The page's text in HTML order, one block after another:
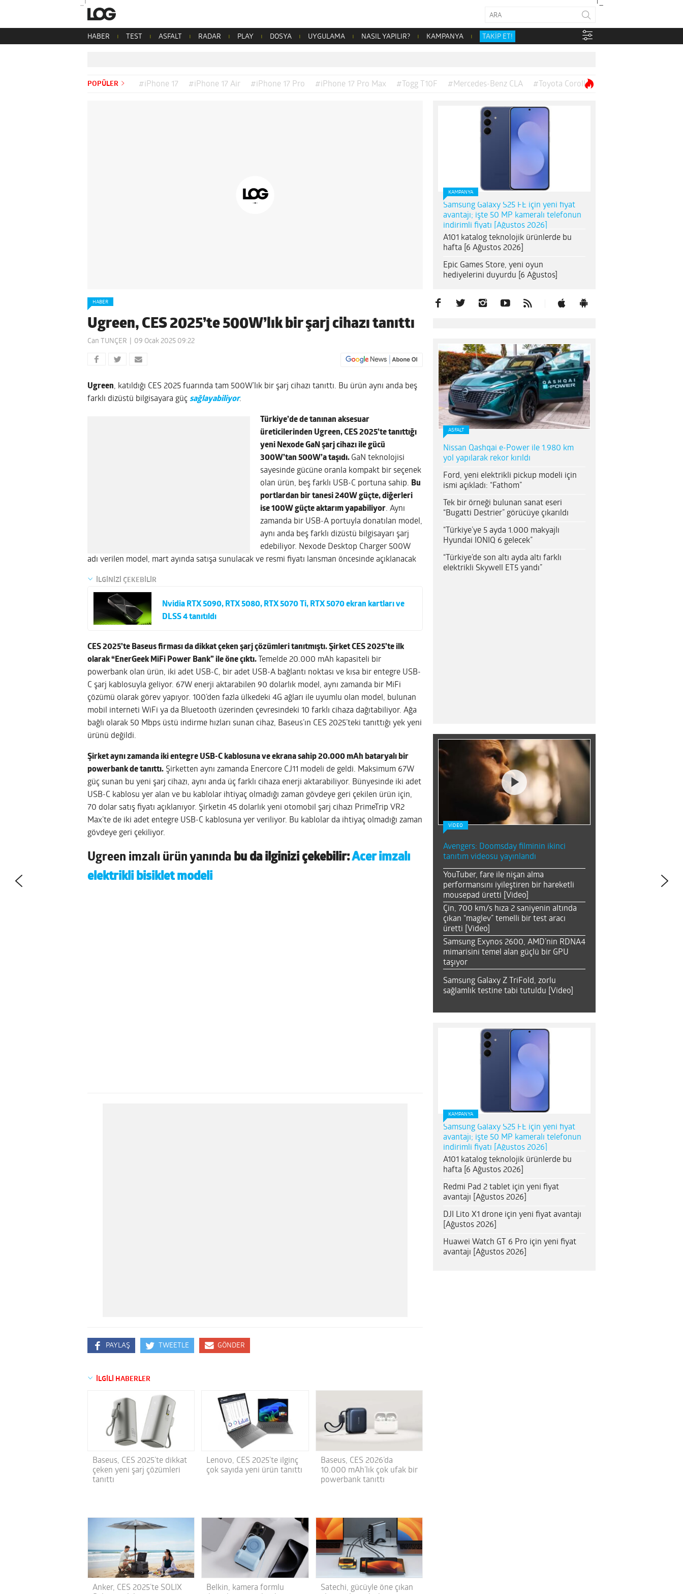
HABER TEST ASFALT RADAR PLAY DOSYA UYGULAMA NASIL YAPILIR? KAMPANYA TAKİP ET!
POPÜLER #iPhone 17 #iPhone 17 Air #iPhone 17 Pro #iPhone 17 Pro Max #Togg T10F #Mercedes-Benz CLA #Toyota Corolla
HABER
Ugreen, CES 2025’te 500W’lık bir şarj cihazı tanıttı
Can TUNÇER 09 Ocak 2025 09:22
Ugreen, katıldığı CES 2025 fuarında tam 500W’lık bir şarj cihazı tanıttı. Bu ürün aynı anda beş
farklı dizüstü bilgisayara güç sağlayabiliyor.
Türkiye’de de tanınan aksesuar
üreticilerinden Ugreen, CES 2025’te tanıttığı
yeni Nexode GaN şarj cihazı ile gücü
300W’tan 500W’a taşıdı. GaN teknolojisi
sayesinde gücüne oranla kompakt bir seçenek
olan ürün, beş farklı USB-C portuna sahip. Bu
portlardan bir tanesi 240W güçte, diğerleri
ise 100W güçte aktarım yapabiliyor. Aynı
zamanda bir USB-A portuyla donatılan model,
aynı anda beş farklı dizüstü bilgisayarı şarj
edebiliyor. Nexode Desktop Charger 500W
adı verilen model, mart ayında satışa sunulacak ve resmi fiyatı lansman öncesinde açıklanacak
İLGİNİZİ ÇEKEBİLİR
Nvidia RTX 5090, RTX 5080, RTX 5070 Ti, RTX 5070 ekran kartları ve
DLSS 4 tanıtıldı
CES 2025’te Baseus firması da dikkat çeken şarj çözümleri tanıtmıştı. Şirket CES 2025’te ilk
olarak “EnerGeek MiFi Power Bank” ile öne çıktı.
Temelde 20.000 mAh kapasiteli bir
powerbank olan ürün, iki adet USB-C, bir adet USB-A bağlantı noktası ve kısa bir entegre USB-
C şarj kablosuyla geliyor. 67W enerji aktarabilen 90 dolarlık model, aynı zamanda bir MiFi
çözümü olarak görev yapıyor. 100’den fazla ülkedeki 4G ağları ile uyumlu olan model, bulunan
mobil interneti WiFi ya da Bluetooth üzerinden çevresindeki 10 farklı cihaza dağıtabiliyor. Ağa
bağlı olarak 50 Mbps üstü indirme hızları sunan cihaz, Baseus’ın CES 2025’teki tanıttığı yek yeni
ürünü değildi.
Şirket aynı zamanda iki entegre USB-C kablosuna ve ekrana sahip 20.000 mAh bataryalı bir
powerbank de tanıttı. Şirketten aynı zamanda Enercore CJ11 modeli de geldi. Maksimum 67W
güç sunan bu yeni şarj cihazı, aynı anda üç farklı cihaza enerji aktarabiliyor. Bünyesinde iki adet
USB-C kablosu yer alan ve bu kablolar ihtiyaç olmadığı zaman gövdeye geri çekilen ürün için,
70 dolar satış fiyatı açıklanıyor. Şirketin 45 dolarlık yeni otomobil şarj cihazı PrimeTrip VR2
Max’te de iki adet entegre USB-C kablosuna yer veriliyor. Bu kablolar da ihtiyaç olmadığı zaman
gövdeye geri çekiliyor.
Ugreen imzalı ürün yanında bu da ilginizi çekebilir:Acer imzalı
elektrikli bisiklet modeli
PAYLAŞ TWEETLE GÖNDER
İLGİLİ HABERLER
Baseus, CES 2025’te dikkat
çeken yeni şarj çözümleri
tanıttı
Lenovo, CES 2025’te ilginç
çok sayıda yeni ürün tanıttı
Baseus, CES 2026’da
10.000 mAh’lık çok ufak bir
powerbank tanıttı
Anker, CES 2025’te SOLIX
Belkin, kamera formlu
Satechi, gücüyle öne çıkan
KAMPANYA
Samsung Galaxy S25 FE için yeni fiyat
avantajı; işte 50 MP kameralı telefonun
indirimli fiyatı [Ağustos 2026]
A101 katalog teknolojik ürünlerde bu
hafta [6 Ağustos 2026]
Epic Games Store, yeni oyun
hediyelerini duyurdu [6 Ağustos]
ASFALT
Nissan Qashqai e-Power ile 1.980 km
yol yapılarak rekor kırıldı
Ford, yeni elektrikli pickup modeli için
ismi açıkladı: “Fathom”
Tek bir örneği bulunan sanat eseri
“Bugatti Destrier” görücüye çıkarıldı
“Türkiye’ye 5 ayda 1.000 makyajlı
Hyundai IONIQ 6 gelecek”
“Türkiye’de son altı ayda altı farklı
elektrikli Skywell ET5 yandı”
VİDEO
Avengers: Doomsday filminin ikinci
tanıtım videosu yayınlandı
YouTuber, fare ile nişan alma
performansını iyileştiren bir hareketli
mousepad üretti [Video]
Çin, 700 km/s hıza 2 saniyenin altında
çıkan “maglev” temelli bir test aracı
üretti [Video]
Samsung Exynos 2600, AMD’nin RDNA4
mimarisini temel alan güçlü bir GPU
taşıyor
Samsung Galaxy Z TriFold, zorlu
sağlamlık testine tabi tutuldu [Video]
KAMPANYA
Samsung Galaxy S25 FE için yeni fiyat
avantajı; işte 50 MP kameralı telefonun
indirimli fiyatı [Ağustos 2026]
A101 katalog teknolojik ürünlerde bu
hafta [6 Ağustos 2026]
Redmi Pad 2 tablet için yeni fiyat
avantajı [Ağustos 2026]
DJI Lito X1 drone için yeni fiyat avantajı
[Ağustos 2026]
Huawei Watch GT 6 Pro için yeni fiyat
avantajı [Ağustos 2026]